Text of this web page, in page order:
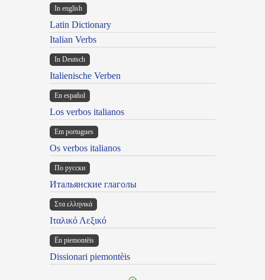
In english
Latin Dictionary
Italian Verbs
In Deutsch
Italienische Verben
En español
Los verbos italianos
Em portugues
Os verbos italianos
По русски
Итальянские глаголы
Στα ελληνικά
Ιταλικό Λεξικό
Ën piemontèis
Dissionari piemontèis